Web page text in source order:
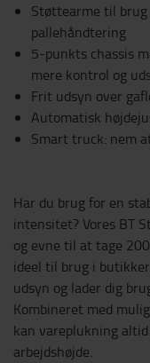
Støttearme til
pallehåndtering
5-punkts chassis
mere kontrol og
Frit udsyn over
Automatisk
Smart truck: nem
Har du brug for en
intensitet? Vores BT
og evne til at tage
ideel til brug i
udsyn og lader dig
Kombineret med
kan vareplukning
arbejdshøjde.